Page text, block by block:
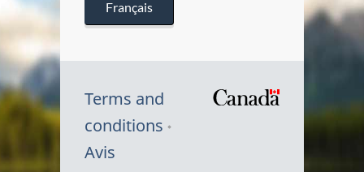
Français
Terms and
conditions
Avis
Symbole